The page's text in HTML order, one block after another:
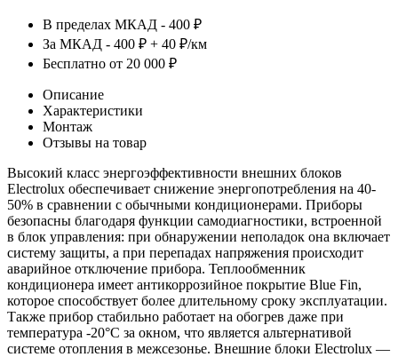
В пределах МКАД - 400 ₽
За МКАД - 400 ₽ + 40 ₽/км
Бесплатно от 20 000 ₽
Описание
Характеристики
Монтаж
Отзывы на товар
Высокий класс энергоэффективности внешних блоков
Electrolux обеспечивает снижение энергопотребления на 40-
50% в сравнении с обычными кондиционерами. Приборы
безопасны благодаря функции самодиагностики, встроенной
в блок управления: при обнаружении неполадок она включает
систему защиты, а при перепадах напряжения происходит
аварийное отключение прибора. Теплообменник
кондиционера имеет антикоррозийное покрытие Blue Fin,
которое способствует более длительному сроку эксплуатации.
Также прибор стабильно работает на обогрев даже при
температура -20°С за окном, что является альтернативой
системе отопления в межсезонье. Внешние блоки Electrolux —